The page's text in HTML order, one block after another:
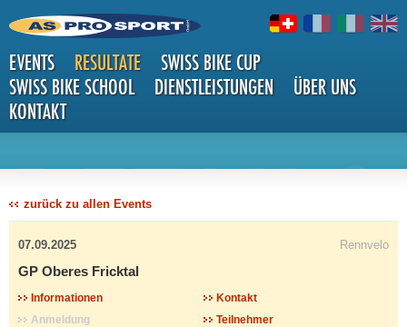
EVENTS RESULTATE
SWISS BIKE CUP
SWISS BIKE SCHOOL
DIENSTLEISTUNGEN
ÜBER UNS
KONTAKT
DETAILS
zurück zu allen Events
07.09.2025 Rennvelo
GP Oberes Fricktal
Informationen
Kontakt
Anmeldung
Teilnehmer